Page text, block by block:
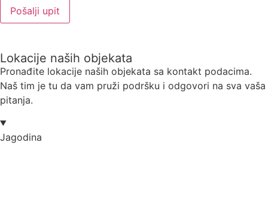
Pošalji upit
Lokacije naših objekata
Pronađite lokacije naših objekata sa kontakt podacima.
Naš tim je tu da vam pruži podršku i odgovori na sva vaša
pitanja.
Jagodina